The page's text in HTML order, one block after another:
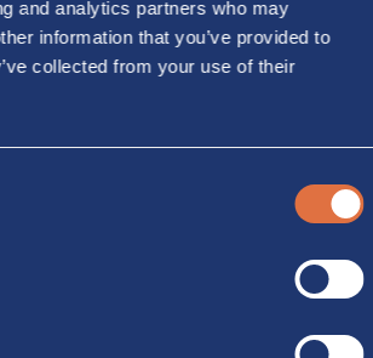
and analytics partners who may
information that you’ve provided to
collected from your use of their